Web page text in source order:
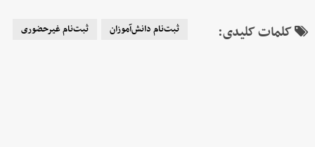
کلمات کلیدی: ثبت‌نام دانش‌آموزان ثبت‌نام غیرحضوری